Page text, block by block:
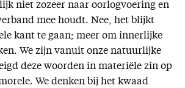
niet zozeer naar oorlogvoering en
mee houdt. Nee, het blijkt
kant te gaan; meer om innerlijke
We zijn vanuit onze natuurlijke
deze woorden in materiële zin op
We denken bij het kwaad